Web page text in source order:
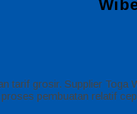
tarif grosir. Supplier
pembuatan relatif